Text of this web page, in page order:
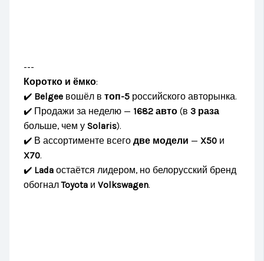
---
Коротко и ёмко:
✔️ Belgee вошёл втоп-5 российского авторынка.
✔️ Продажи за неделю — 1682 авто (в3 раза
больше, чем уSolaris).
✔️ В ассортименте всегодве модели —X50 и
X70.
✔️ Lada остаётся лидером, но белорусский бренд
обогналToyota иVolkswagen.